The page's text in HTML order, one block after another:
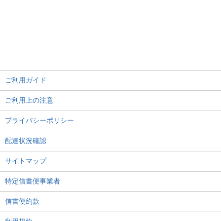
ご利用ガイド
ご利用上の注意
プライバシーポリシー
配達状況確認
サイトマップ
特定信書便事業者
信書便約款